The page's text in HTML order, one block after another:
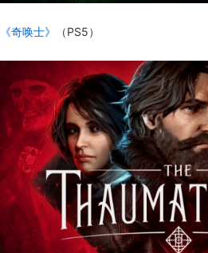
《奇唤士》 （PS5）